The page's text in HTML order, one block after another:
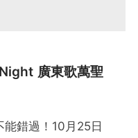
廣東歌萬聖
錯過！10月25日